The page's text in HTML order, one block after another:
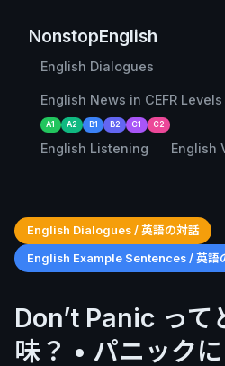
NonstopEnglish
English Dialogues
English News in CEFR Levels
A1 A2 B1 B2 C1 C2
English Listening English
English Dialogues / 英語の対話
English Example Sentences / 英語
Don’t Panic って
味？ • パニック